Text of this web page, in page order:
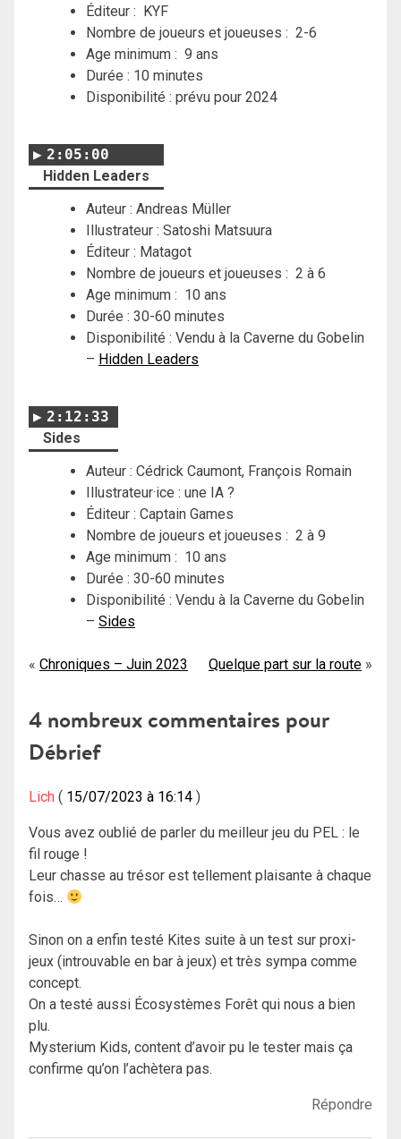
Éditeur :
KYF
Nombre de joueurs et joueuses : 2-6
Age minimum : 9 ans
Durée : 10 minutes
Disponibilité : prévu pour 2024
2:05:00
Hidden Leaders
Auteur : Andreas Müller
Illustrateur : Satoshi Matsuura
Éditeur : Matagot
Nombre de joueurs et joueuses : 2 à 6
Age minimum : 10 ans
Durée : 30-60 minutes
Disponibilité : Vendu à la Caverne du Gobelin
– Hidden Leaders
2:12:33
Sides
Auteur : Cédrick Caumont, François Romain
Illustrateur·ice : une IA ?
Éditeur : Captain Games
Nombre de joueurs et joueuses : 2 à 9
Age minimum : 10 ans
Durée : 30-60 minutes
Disponibilité : Vendu à la Caverne du Gobelin
– Sides
Navigation
l’article
Chroniques – Juin 2023 Quelque part sur la route
4 nombreux commentaires pour
Débrief
Lich 15/07/2023 à 16:14
Vous avez oublié de parler du meilleur jeu du PEL : le
fil rouge !
Leur chasse au trésor est tellement plaisante à chaque
fois…
Sinon on a enfin testé Kites suite à un test sur proxi-
jeux (introuvable en bar à jeux) et très sympa comme
concept.
On a testé aussi Écosystèmes Forêt qui nous a bien
plu.
Mysterium Kids, content d’avoir pu le tester mais ça
confirme qu’on l’achètera pas.
Répondre